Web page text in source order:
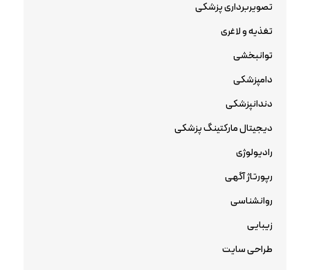
تصویربرداری پزشکی
تغذیه و لاغری
توانبخشی
دامپزشکی
دندانپزشکی
دیجیتال مارکتینگ پزشکی
رادیولوژی
رپورتاژ آگهی
روانشناسی
زیبایی
طراحی سایت